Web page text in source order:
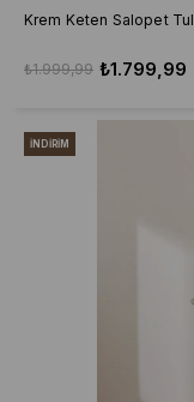
Krem Keten Salopet
₺1.799,99
₺1.999,99
İNDIRIM